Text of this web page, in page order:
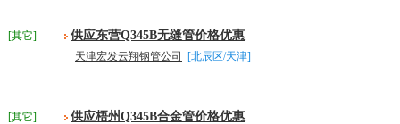
[其它] 供应东营Q345B无缝管价格优惠
天津宏发云翔钢管公司 [北辰区/天津]
[其它] 供应梧州Q345B合金管价格优惠